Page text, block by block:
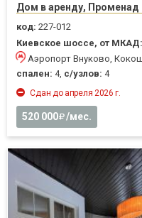
Дом в аренду, Променад
код: 227-012
Киевское шоссе, от МКАД:
Аэропорт Внуково,
спален: 4, с/узлов: 4
Сдан до апреля 2026 г.
520 000 /мес.